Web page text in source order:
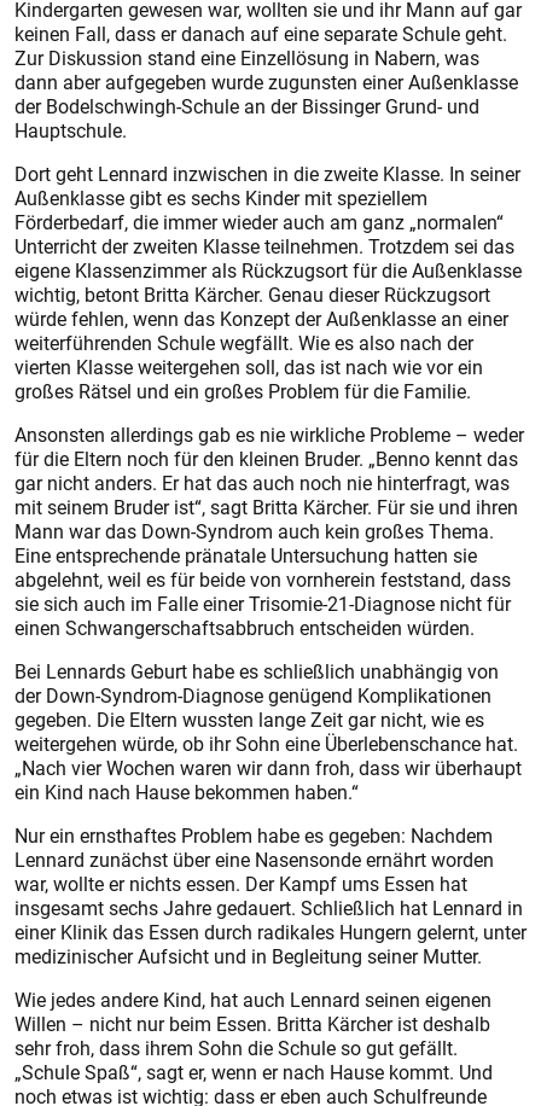
Kindergarten gewesen war, wollten sie und ihr Mann auf gar
keinen Fall, dass er danach auf eine separate Schule geht.
Zur Diskussion stand eine Einzellösung in Nabern, was
dann aber aufgegeben wurde zugunsten einer Außenklasse
der Bodelschwingh-Schule an der Bissinger Grund- und
Hauptschule.
Dort geht Lennard inzwischen in die zweite Klasse. In seiner
Außenklasse gibt es sechs Kinder mit speziellem
Förderbedarf, die immer wieder auch am ganz „normalen“
Unterricht der zweiten Klasse teilnehmen. Trotzdem sei das
eigene Klassenzimmer als Rückzugsort für die Außenklasse
wichtig, betont Britta Kärcher. Genau dieser Rückzugsort
würde fehlen, wenn das Konzept der Außenklasse an einer
weiterführenden Schule wegfällt. Wie es also nach der
vierten Klasse weitergehen soll, das ist nach wie vor ein
großes Rätsel und ein großes Problem für die Familie.
Ansonsten allerdings gab es nie wirkliche Probleme – weder
für die Eltern noch für den kleinen Bruder. „Benno kennt das
gar nicht anders. Er hat das auch noch nie hinterfragt, was
mit seinem Bruder ist“, sagt Britta Kärcher. Für sie und ihren
Mann war das Down-Syndrom auch kein großes Thema.
Eine entsprechende pränatale Untersuchung hatten sie
abgelehnt, weil es für beide von vornherein feststand, dass
sie sich auch im Falle einer Trisomie-21-Diagnose nicht für
einen Schwangerschaftsabbruch entscheiden würden.
Bei Lennards Geburt habe es schließlich unabhängig von
der Down-Syndrom-Diagnose genügend Komplikationen
gegeben. Die Eltern wussten lange Zeit gar nicht, wie es
weitergehen würde, ob ihr Sohn eine Überlebenschance hat.
„Nach vier Wochen waren wir dann froh, dass wir überhaupt
ein Kind nach Hause bekommen haben.“
Nur ein ernsthaftes Problem habe es gegeben: Nachdem
Lennard zunächst über eine Nasensonde ernährt worden
war, wollte er nichts essen. Der Kampf ums Essen hat
insgesamt sechs Jahre gedauert. Schließlich hat Lennard in
einer Klinik das Essen durch radikales Hungern gelernt, unter
medizinischer Aufsicht und in Begleitung seiner Mutter.
Wie jedes andere Kind, hat auch Lennard seinen eigenen
Willen – nicht nur beim Essen. Britta Kärcher ist deshalb
sehr froh, dass ihrem Sohn die Schule so gut gefällt.
„Schule Spaß“, sagt er, wenn er nach Hause kommt. Und
noch etwas ist wichtig: dass er eben auch Schulfreunde